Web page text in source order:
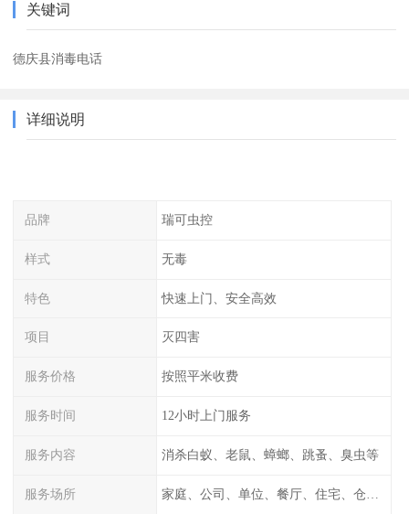
关键词
德庆县消毒电话
详细说明
品牌 瑞可虫控
样式 无毒
特色 快速上门、安全高效
项目 灭四害
服务价格 按照平米收费
服务时间 12小时上门服务
服务内容 消杀白蚁、老鼠、蟑螂、跳蚤、臭虫等
服务场所